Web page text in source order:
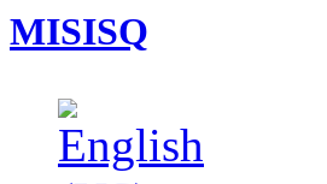
MISISQ